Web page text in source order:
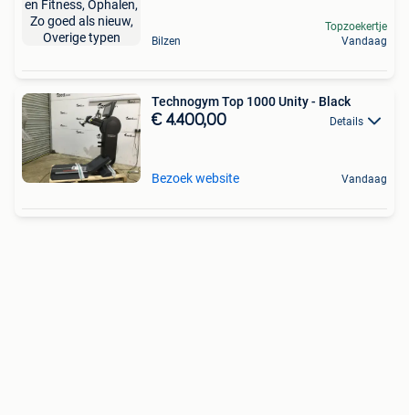
Bilzen
Topzoekertje
Vandaag
Technogym Top 1000 Unity - Black
€ 4.400,00 Details
Bezoek website Vandaag